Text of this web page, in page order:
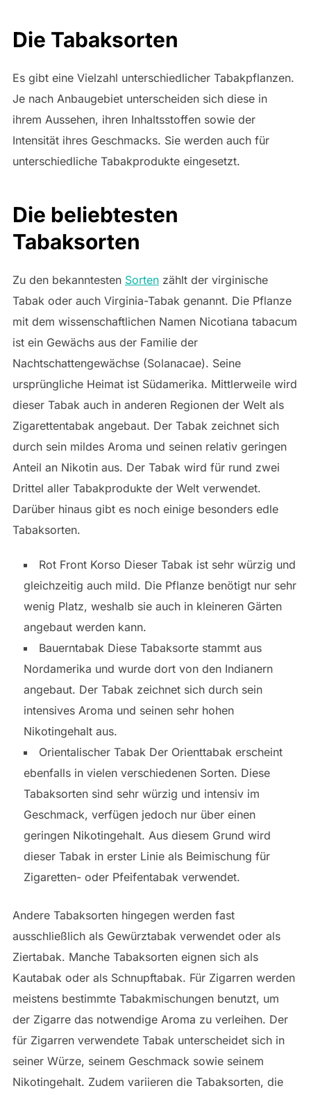
Die Tabaksorten
Es gibt eine Vielzahl unterschiedlicher Tabakpflanzen.
Je nach Anbaugebiet unterscheiden sich diese in
ihrem Aussehen, ihren Inhaltsstoffen sowie der
Intensität ihres Geschmacks. Sie werden auch für
unterschiedliche Tabakprodukte eingesetzt.
Die beliebtesten
Tabaksorten
Zu den bekanntesten Sortenzählt der virginische
Tabak oder auch Virginia-Tabak genannt. Die Pflanze
mit dem wissenschaftlichen Namen Nicotiana tabacum
ist ein Gewächs aus der Familie der
Nachtschattengewächse (Solanacae). Seine
ursprüngliche Heimat ist Südamerika. Mittlerweile wird
dieser Tabak auch in anderen Regionen der Welt als
Zigarettentabak angebaut. Der Tabak zeichnet sich
durch sein mildes Aroma und seinen relativ geringen
Anteil an Nikotin aus. Der Tabak wird für rund zwei
Drittel aller Tabakprodukte der Welt verwendet.
Darüber hinaus gibt es noch einige besonders edle
Tabaksorten.
Rot Front Korso Dieser Tabak ist sehr würzig und
gleichzeitig auch mild. Die Pflanze benötigt nur sehr
wenig Platz, weshalb sie auch in kleineren Gärten
angebaut werden kann.
Bauerntabak Diese Tabaksorte stammt aus
Nordamerika und wurde dort von den Indianern
angebaut. Der Tabak zeichnet sich durch sein
intensives Aroma und seinen sehr hohen
Nikotingehalt aus.
Orientalischer Tabak Der Orienttabak erscheint
ebenfalls in vielen verschiedenen Sorten. Diese
Tabaksorten sind sehr würzig und intensiv im
Geschmack, verfügen jedoch nur über einen
geringen Nikotingehalt. Aus diesem Grund wird
dieser Tabak in erster Linie als Beimischung für
Zigaretten- oder Pfeifentabak verwendet.
Andere Tabaksorten hingegen werden fast
ausschließlich als Gewürztabak verwendet oder als
Ziertabak. Manche Tabaksorten eignen sich als
Kautabak oder als Schnupftabak. Für Zigarren werden
meistens bestimmte Tabakmischungen benutzt, um
der Zigarre das notwendige Aroma zu verleihen. Der
für Zigarren verwendete Tabak unterscheidet sich in
seiner Würze, seinem Geschmack sowie seinem
Nikotingehalt. Zudem variieren die Tabaksorten, die